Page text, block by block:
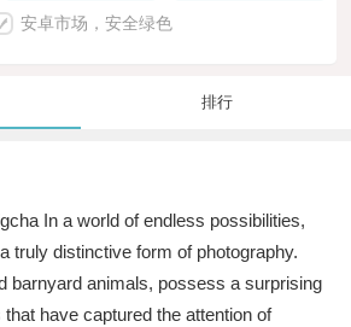
安卓市场，安全绿色
排行
In a world of endless possibilities,
truly distinctive form of photography.
barnyard animals, possess a surprising
have captured the attention of